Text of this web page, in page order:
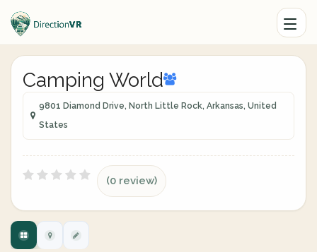
Camping World
9801 Diamond Drive, North Little Rock, Arkansas, United
States
(0 review)